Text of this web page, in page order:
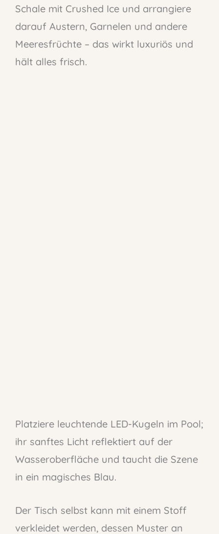
Schale mit Crushed Ice und arrangiere
darauf Austern, Garnelen und andere
Meeresfrüchte – das wirkt luxuriös und
hält alles frisch.
Platziere leuchtende LED-Kugeln im Pool;
ihr sanftes Licht reflektiert auf der
Wasseroberfläche und taucht die Szene
in ein magisches Blau.
Der Tisch selbst kann mit einem Stoff
verkleidet werden, dessen Muster an